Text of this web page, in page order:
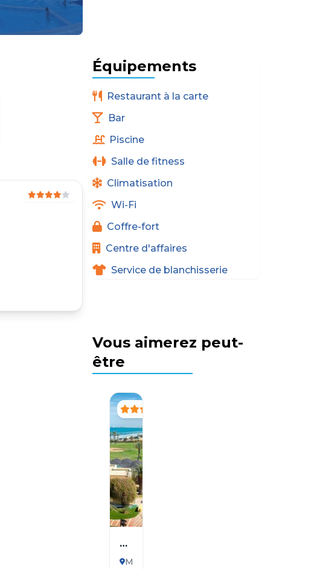
Équipements
Restaurant à la carte
Bar
Piscine
Salle de fitness
Climatisation
Wi-Fi
Coffre-fort
Centre d'affaires
Service de blanchisserie
Vous aimerez peut-
être
Mahdia
Palace
Mahdia